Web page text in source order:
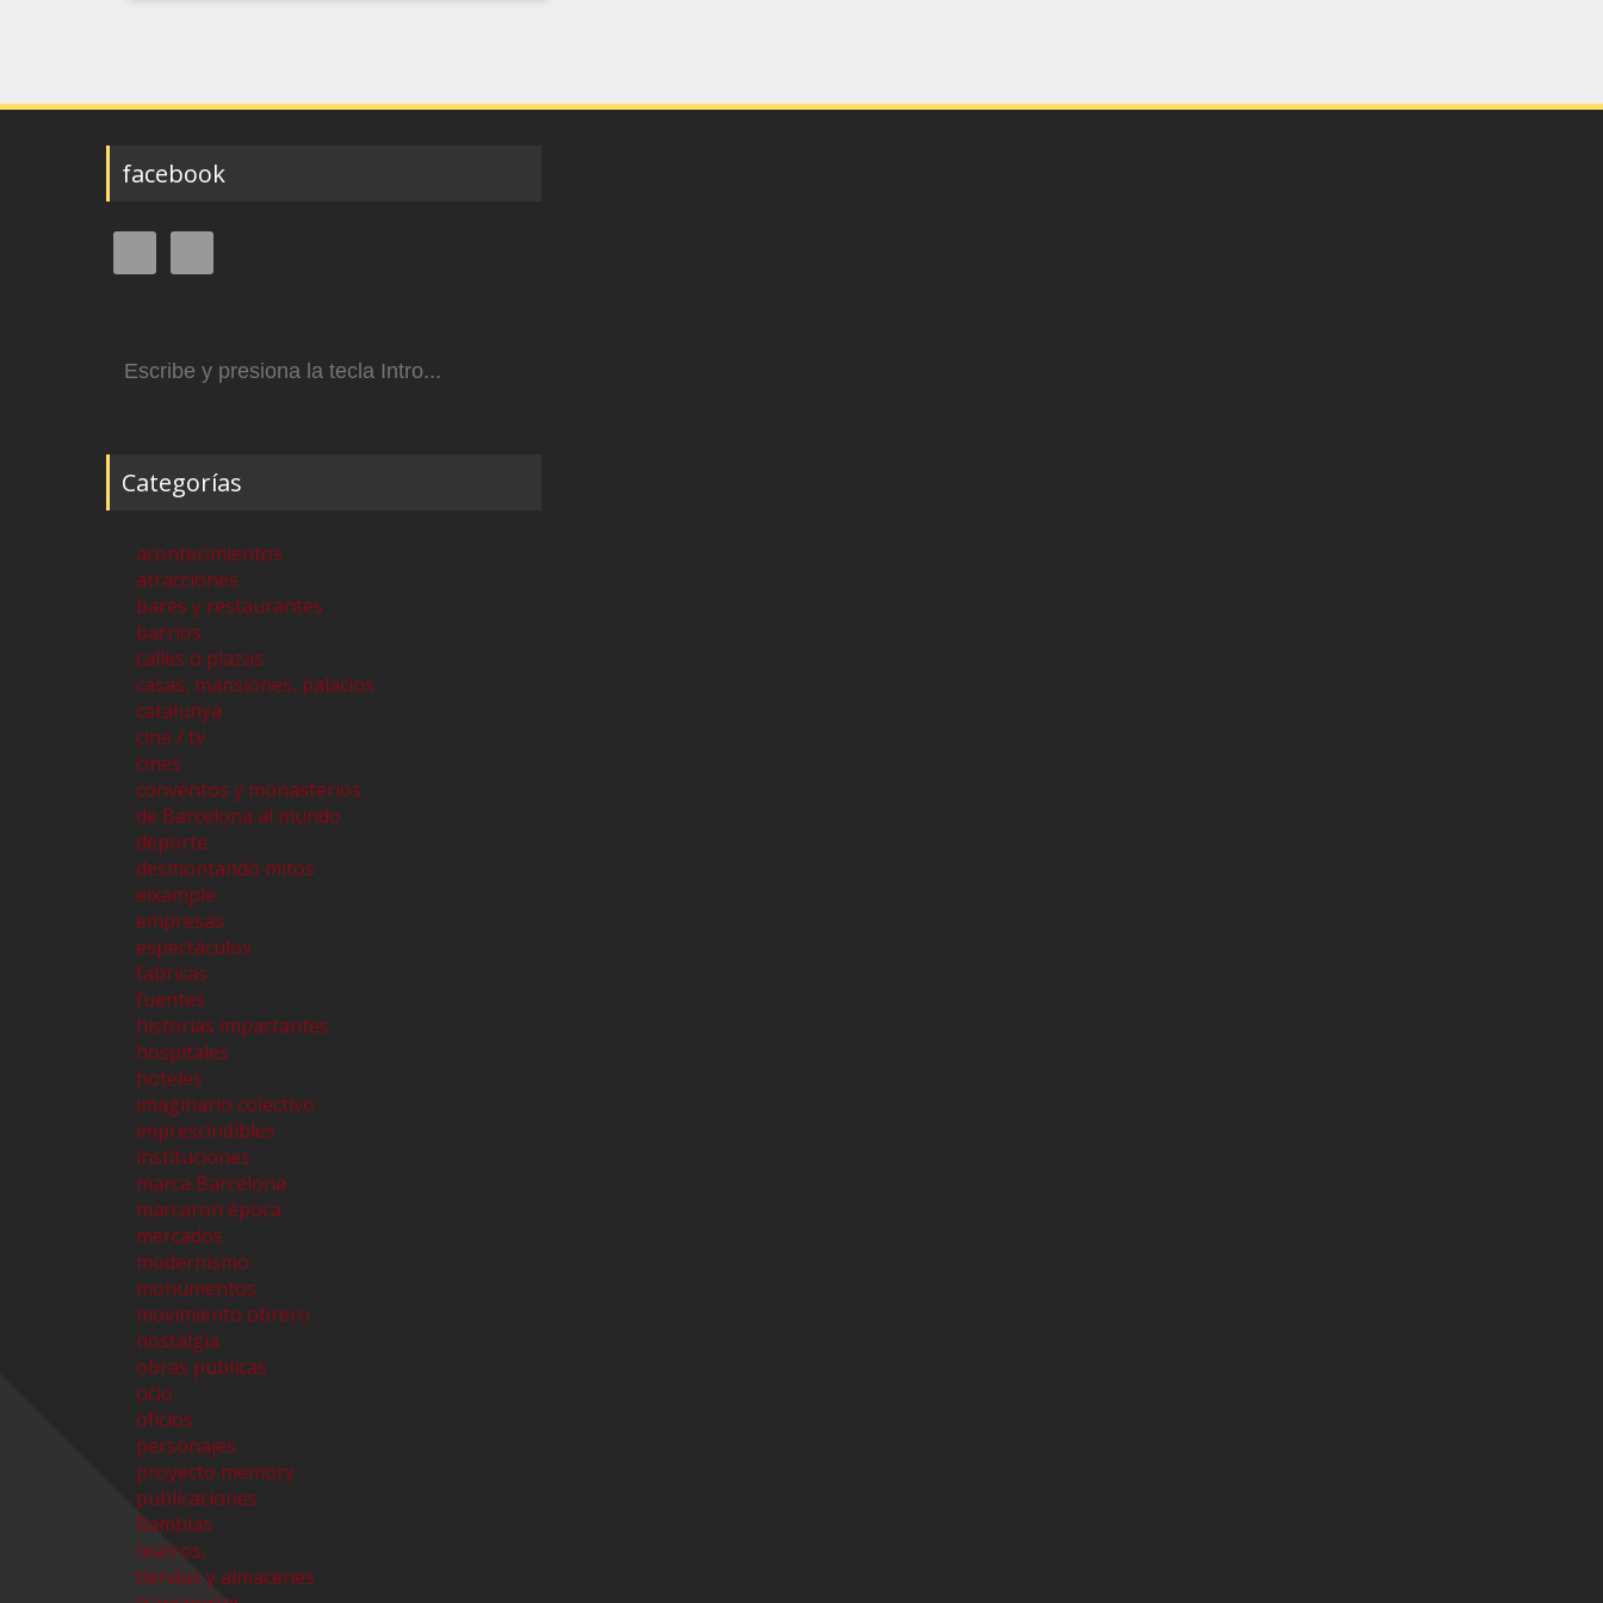
facebook
Categorías
acontecimientos
atracciones
bares y restaurantes
barrios
calles o plazas
casas, mansiones, palacios
catalunya
cine / tv
cines
conventos y monasterios
de Barcelona al mundo
deporte
desmontando mitos
eixample
empresas
espectáculos
fabricas
fuentes
historias impactantes
hospitales
hoteles
imaginario colectivo
imprescindibles
instituciones
marca Barcelona
marcaron época
mercados
modernismo
monumentos
movimiento obrero
nostalgia
obras publicas
ocio
oficios
personajes
proyecto memory
publicaciones
Ramblas
teatros,
tiendas y almacenes